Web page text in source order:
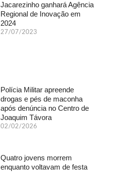
Jacarezinho ganhará Agência
Regional de Inovação em
2024
27/07/2023
Polícia Militar apreende
drogas e pés de maconha
após denúncia no Centro de
Joaquim Távora
02/02/2026
Quatro jovens morrem
enquanto voltavam de festa